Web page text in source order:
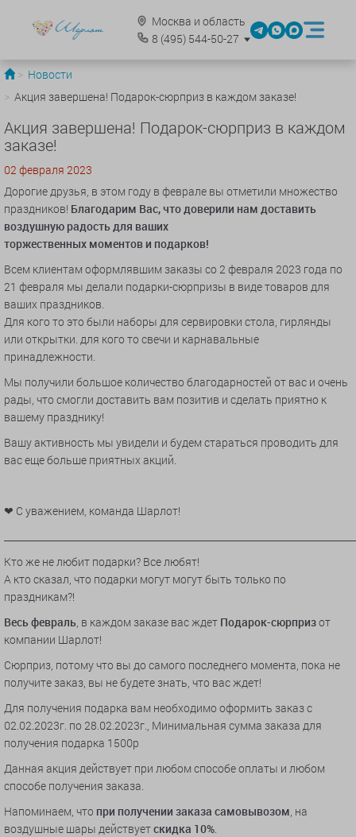
Москва и область
8 (495)544-50-27
Новости
Акция завершена! Подарок-сюрприз в каждом заказе!
Акция завершена! Подарок-сюрприз в каждом
заказе!
02 февраля 2023
Дорогие друзья, в этом году в феврале вы отметили множество
праздников! Благодарим Вас, что доверили нам доставить
воздушную радость для ваших
торжественных моментов и подарков!
Всем клиентам оформлявшим заказы со 2 февраля 2023 года по
21 февраля мы делали подарки-сюрпризы в виде товаров для
ваших праздников.
Для кого то это были наборы для сервировки стола, гирлянды
или открытки. для кого то свечи и карнавальные
принадлежности.
Мы получили большое количество благодарностей от вас и очень
рады, что смогли доставить вам позитив и сделать приятно к
вашему празднику!
Вашу активность мы увидели и будем стараться проводить для
вас еще больше приятных акций.
❤ С уважением, команда Шарлот!
Кто же не любит подарки? Все любят!
А кто сказал, что подарки могут могут быть только по
праздникам?!
Весь февраль, в каждом заказе вас ждет Подарок-сюрпризот
компании Шарлот!
Сюрприз, потому что вы до самого последнего момента, пока не
получите заказ, вы не будете знать, что вас ждет!
Для получения подарка вам необходимо оформить заказ с
02.02.2023г. по 28.02.2023г., Минимальная сумма заказа для
получения подарка 1500р
Данная акция действует при любом способе оплаты и любом
способе получения заказа.
Напоминаем, что при получении заказа самовывозом, на
воздушные шары действуетскидка 10%.